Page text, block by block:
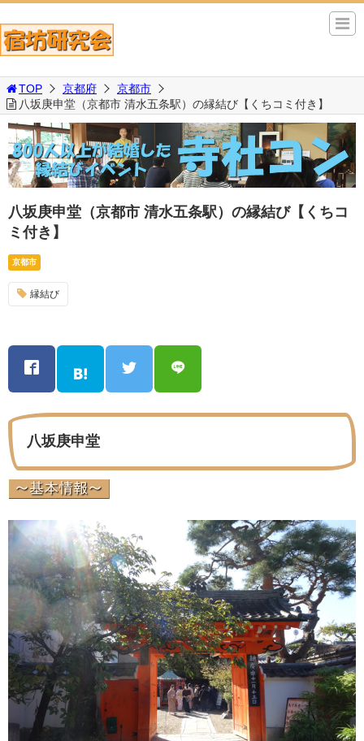
TOP 京都府
京都市
八坂庚申堂（京都市 清水五条駅）の縁結び【くちコミ付き】
八坂庚申堂（京都市 清水五条駅）の縁結び【くちコ
ミ付き】
京都市
縁結び
八坂庚申堂